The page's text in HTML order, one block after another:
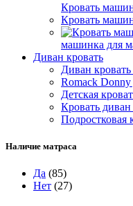
Кровать
Кровать
машинка для
Диван кровать
Диван
Romack Donny
Детская
Кровать
Подростковая
Наличие матраса
Да (85)
Нет (27)